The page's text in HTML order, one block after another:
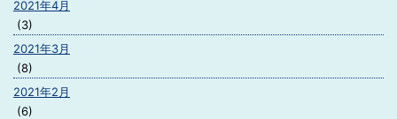
2021年4月
(3)
2021年3月
(8)
2021年2月
(6)